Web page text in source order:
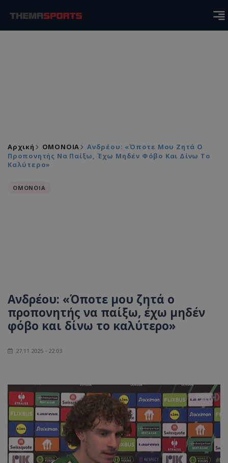
Αρχική ΟΜΟΝΟΙΑ
Ανδρέου: «Όποτε Μου Ζητά Ο
Προπονητής Να Παίξω, Έχω Μηδέν Φόβο Και Δίνω Το
Καλύτερο»
ΟΜΟΝΟΙΑ
Ανδρέου: «Όποτε μου ζητά ο
προπονητής να παίξω, έχω μηδέν
φόβο και δίνω το καλύτερο»
27.11.2025 - 22:03